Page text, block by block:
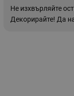
Не изхвърляйте
Декорирайте! Да